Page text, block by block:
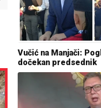
Vučić na Manjači:
dočekan predsednik